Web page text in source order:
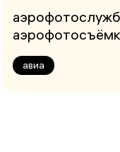
авиа